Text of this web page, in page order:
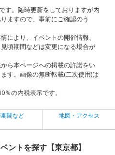
す。随時更新をしておりますが内
ますので、事前にご確認のう
により、イベントの開催情報、
頃期間などは変更になる場合が
ら本ページへの掲載の許諾をい
す。画像の無断転載(二次使用)は
の内税表示です。
間など 地図・アクセス
ントを探す【東京都】